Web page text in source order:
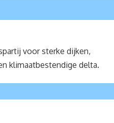
voor sterke dijken,
klimaatbestendige delta.